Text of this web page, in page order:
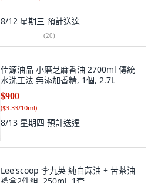
8/12 星期三 預計送達
(20)
佳源油品 小磨芝麻香油 2700ml 傳統
水洗工法 無添加香精, 1個, 2.7L
$900
($3.33/10ml)
8/13 星期四 預計送達
Lee'scoop 李九英 純白蔴油 + 苦茶油